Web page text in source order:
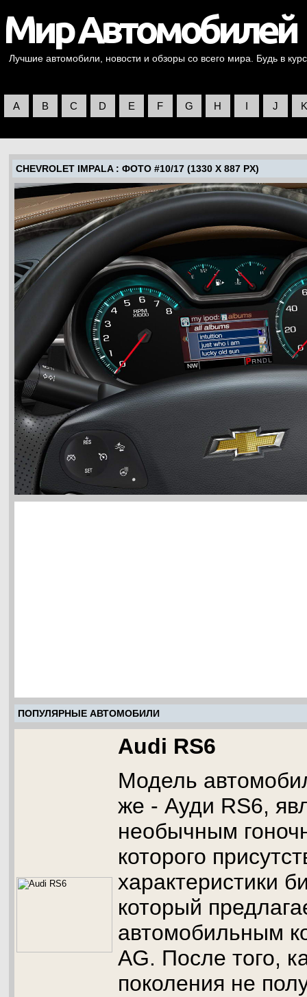
Лучшие автомобили, новости и обзоры со всего мира. Будь в
A B C D E F G H I J K
CHEVROLET IMPALA: ФОТО #10/17 (1330 X 887 PX)
ПОПУЛЯРНЫЕ АВТОМОБИЛИ
Audi RS6
Модель
же - Ауди RS6,
необычным
которого
характеристики
который
автомобильным
AG. После того,
поколения не